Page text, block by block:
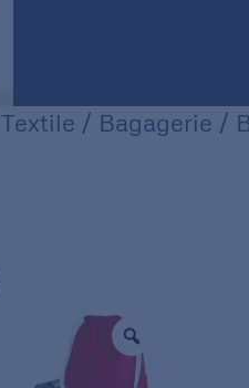
Textile / Bagagerie /